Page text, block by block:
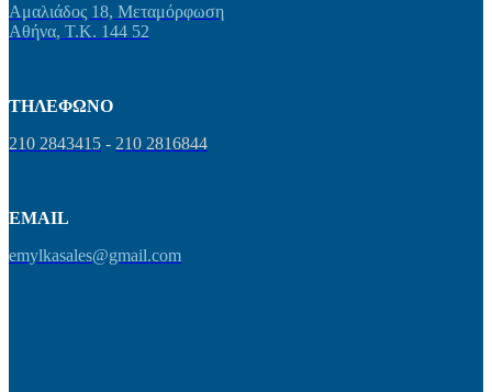
Αμαλιάδος 18, Μεταμόρφωση
Αθήνα, Τ.Κ. 144 52
ΤΗΛΕΦΩΝΟ
210 2843415 - 210 2816844
EMAIL
emylkasales@gmail.com